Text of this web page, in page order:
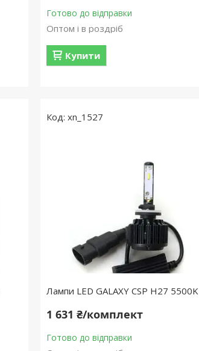
Готово до відправки
Оптом і в роздріб
Купити
xn_1527
Лампи LED GALAXY CSP H27 5500K
1 631 ₴/комплект
Готово до відправки